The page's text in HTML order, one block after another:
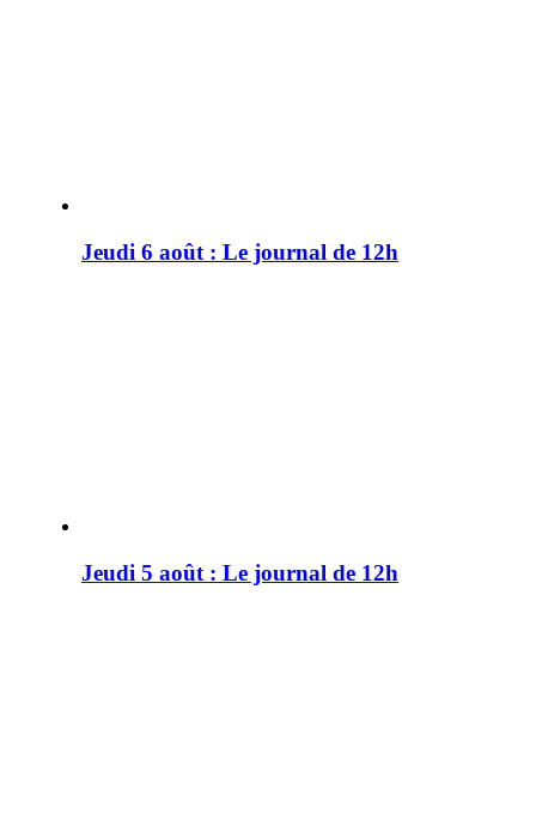
Jeudi 6 août : Le journal de 12h
Jeudi 5 août : Le journal de 12h